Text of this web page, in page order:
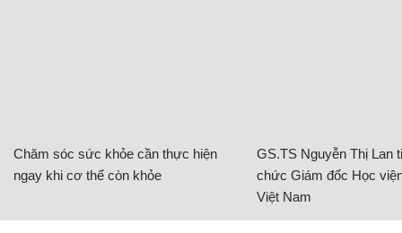
Chăm sóc sức khỏe cần thực hiện
ngay khi cơ thể còn khỏe
GS.TS Nguyễn Thị Lan
chức Giám đốc Học
Việt Nam